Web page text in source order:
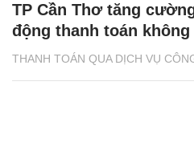
THANH TOÁN QUA DỊCH VỤ
TP Cần Thơ tăng
động thanh toán